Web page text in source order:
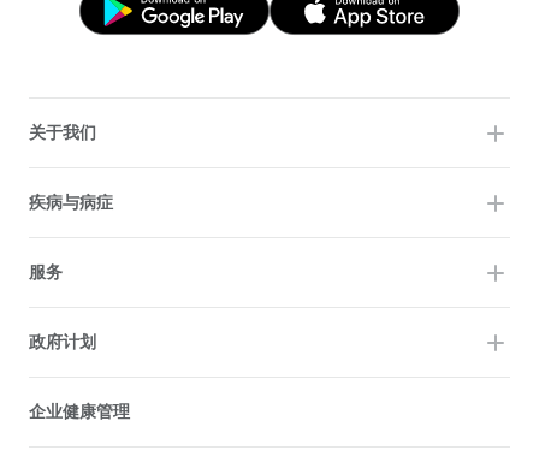
关于我们
疾病与病症
服务
政府计划
企业健康管理